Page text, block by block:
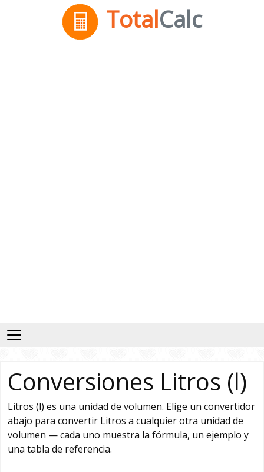
TotalCalc
Conversiones Litros (l)
Litros (l) es una unidad de volumen. Elige un convertidor
abajo para convertir Litros a cualquier otra unidad de
volumen — cada uno muestra la fórmula, un ejemplo y
una tabla de referencia.